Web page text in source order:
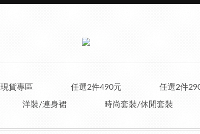
現貨專區 任選2件490元 任選2件
洋裝/連身裙 時尚套裝/休閒套裝